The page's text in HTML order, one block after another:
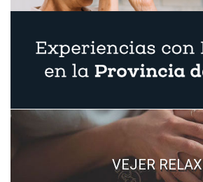
VEJER RELAX